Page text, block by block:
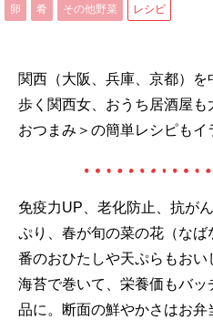
卵 肴 その他野菜 レシピ
関西（大阪、兵庫、京都）
歩く関西女、おうち居酒屋も
おつまみ＞の簡単レシピもイ
免疫力UP、老化防止、抗が
ぷり、春が旬の菜の花（な
番のおひたしや天ぷらもおい
海苔で巻いて、栄養価もバ
品に。断面の鮮やかさはお